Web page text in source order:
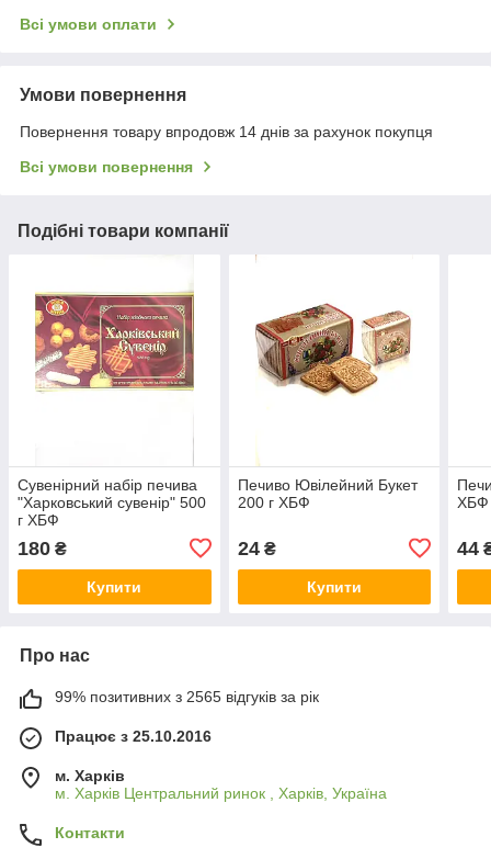
Всі умови оплати
Умови повернення
Повернення товару впродовж 14 днів за рахунок покупця
Всі умови повернення
Подібні товари компанії
Сувенірний набір печива
"Харковський сувенір" 500
г ХБФ
180 ₴
Купити
Печиво Ювілейний Букет
200 г ХБФ
24₴
Купити
ХБФ
44
Про нас
99% позитивних з 2565 відгуків за рік
Працює з 25.10.2016
м. Харків
м. Харків Центральний ринок , Харків, Україна
Контакти